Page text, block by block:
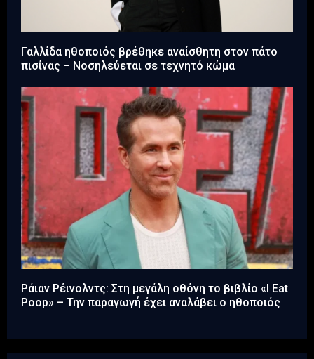
Γαλλίδα ηθοποιός βρέθηκε αναίσθητη στον πάτο
πισίνας – Νοσηλεύεται σε τεχνητό κώμα
Ράιαν Ρέινολντς: Στη μεγάλη οθόνη το βιβλίο «I Eat
Poop» – Την παραγωγή έχει αναλάβει ο ηθοποιός